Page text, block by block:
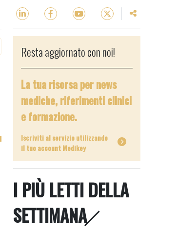
Resta aggiornato con noi!
La tua risorsa per news
mediche, riferimenti clinici
e formazione.
Iscriviti al servizio utilizzando
il tuo account Medikey
I PIÙ LETTI DELLA
SETTIMANA